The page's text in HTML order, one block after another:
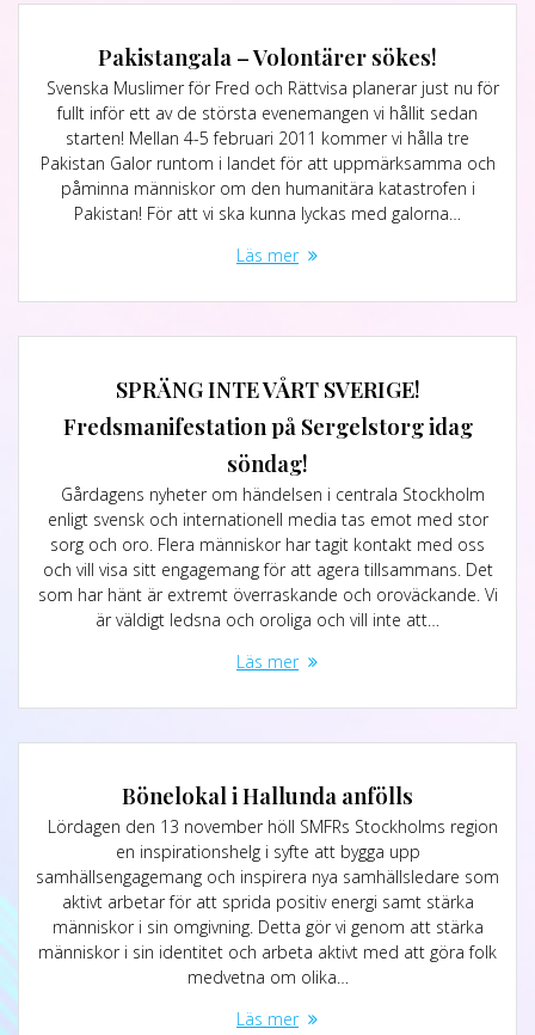
Pakistangala – Volontärer sökes!
Svenska Muslimer för Fred och Rättvisa planerar just nu för
fullt inför ett av de största evenemangen vi hållit sedan
starten! Mellan 4-5 februari 2011 kommer vi hålla tre
Pakistan Galor runtom i landet för att uppmärksamma och
påminna människor om den humanitära katastrofen i
Pakistan! För att vi ska kunna lyckas med galorna…
Läs mer
SPRÄNG INTE VÅRT SVERIGE!
Fredsmanifestation på Sergelstorg idag
söndag!
Gårdagens nyheter om händelsen i centrala Stockholm
enligt svensk och internationell media tas emot med stor
sorg och oro. Flera människor har tagit kontakt med oss
och vill visa sitt engagemang för att agera tillsammans. Det
som har hänt är extremt överraskande och oroväckande. Vi
är väldigt ledsna och oroliga och vill inte att…
Läs mer
Bönelokal i Hallunda anfölls
Lördagen den 13 november höll SMFRs Stockholms region
en inspirationshelg i syfte att bygga upp
samhällsengagemang och inspirera nya samhällsledare som
aktivt arbetar för att sprida positiv energi samt stärka
människor i sin omgivning. Detta gör vi genom att stärka
människor i sin identitet och arbeta aktivt med att göra folk
medvetna om olika…
Läs mer